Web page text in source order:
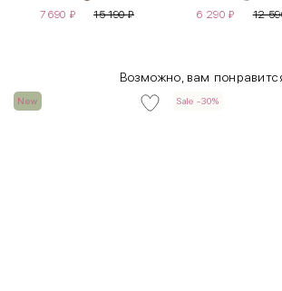
7 690 ₽ 15 190₽ 6 290 ₽ 12
Возможно, вам
New Sale -30%